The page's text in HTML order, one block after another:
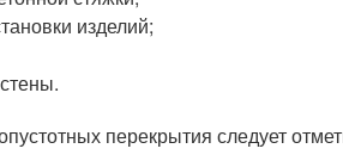
изделий;
перекрытия следует